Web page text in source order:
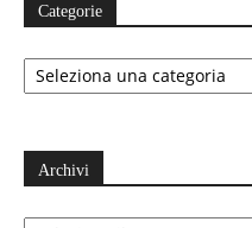
Categorie
Categorie
Archivi
Archivi